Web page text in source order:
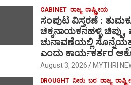
CABINET ರಾಜ್ಯ ರಾಷ್ಟ್ರೀಯ
ಸಂಪುಟ ವಿಸ್ತರಣೆ :
ಚಿಕ್ಕನಾಯಕನಹಳ್ಳಿ
ಚುನಾವಣೆಯಲ್ಲಿ
ಎಂದು ಕಾರ್ಯಕರ್ತರ
August 3, 2026 MYTHRI
DROUGHT ನೀರು ಬರ ರಾಜ್ಯ